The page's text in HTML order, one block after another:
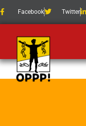
Facebook Twitter